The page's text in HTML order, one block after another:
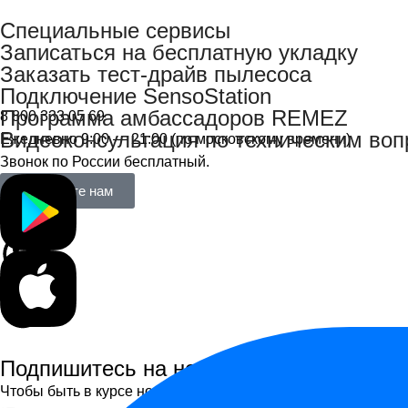
8 800 333 05 69
Ежедневно 9:00 — 21:00 (по московскому времени)
Звонок по России бесплатный.
Напишите нам
Подпишитесь на новости
Чтобы быть в курсе новинок, получать персональные
Специальные сервисы
Записаться на бесплатную укладку
Заказать тест-драйв пылесоса
Подключение SensoStation
Программа амбассадоров REMEZ
Видеоконсультация по техническим